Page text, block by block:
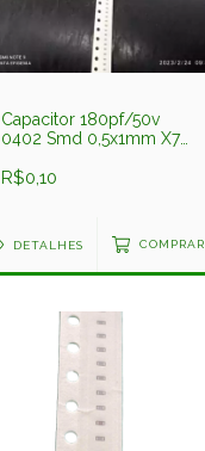
Capacitor 180pf/50v
0402 Smd 0,5x1mm X7r
Darfon
R$0,10
DETALHES COMPRAR